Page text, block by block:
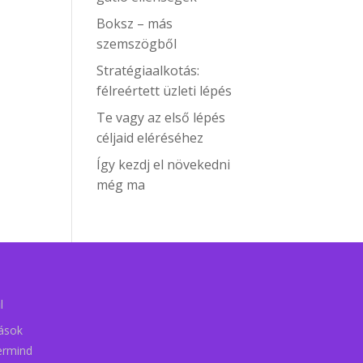
Boksz – más
szemszögből
Stratégiaalkotás:
félreértett üzleti lépés
Te vagy az első lépés
céljaid eléréséhez
Így kezdj el növekedni
még ma